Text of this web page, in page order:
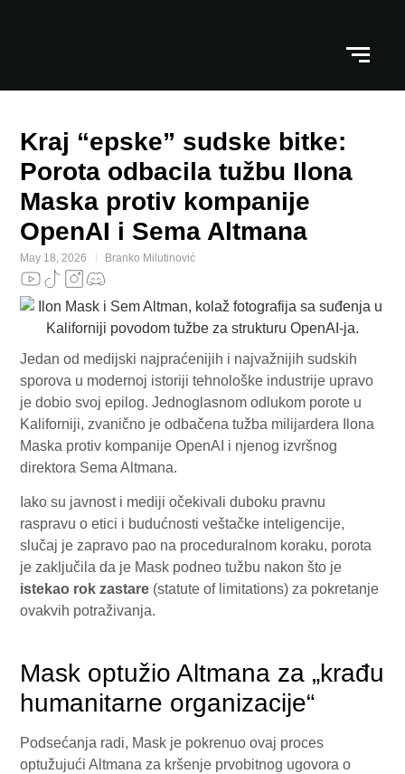
Kraj “epske” sudske bitke:
Porota odbacila tužbu Ilona
Maska protiv kompanije
OpenAI i Sema Altmana
May 18, 2026 Branko Milutinović
Jedan od medijski najpraćenijih i najvažnijih sudskih
sporova u modernoj istoriji tehnološke industrije upravo
je dobio svoj epilog. Jednoglasnom odlukom porote u
Kaliforniji, zvanično je odbačena tužba milijardera Ilona
Maska protiv kompanije OpenAI i njenog izvršnog
direktora Sema Altmana.
Iako su javnost i mediji očekivali duboku pravnu
raspravu o etici i budućnosti veštačke inteligencije,
slučaj je zapravo pao na proceduralnom koraku, porota
je zaključila da je Mask podneo tužbu nakon što je
istekao rok zastare (statute of limitations) za pokretanje
ovakvih potraživanja.
Mask optužio Altmana za „krađu
humanitarne organizacije“
Podsećanja radi, Mask je pokrenuo ovaj proces
optužujući Altmana za kršenje prvobitnog ugovora o